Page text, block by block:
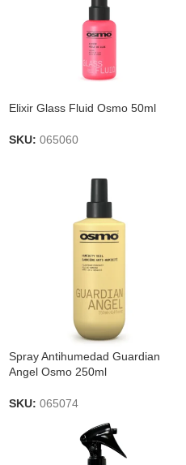
Elixir Glass Fluid Osmo 50ml
SKU: 065060
Spray Antihumedad Guardian
Angel Osmo 250ml
SKU: 065074